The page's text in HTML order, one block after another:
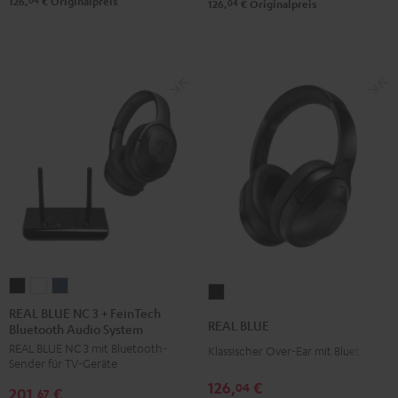
126, 04 € Originalpreis
BLUE
NC
3
+
FeinTech
BLUE
NC
3
FeinTech
BLUE
NC
3
+
REAL BLUE NC 3 + FeinTech
Bluetooth Audio System
REAL BLUE NC 3 mit Bluetooth-
Sender für TV-Geräte
201,67 €
Night
Black
REAL BLUE
Klassischer Over-Ear mit Bluetooth
126,04 €